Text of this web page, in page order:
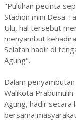
"Puluhan pecinta
Stadion mini Desa
Ulu, hal tersebut
menyambut
Selatan hadir di
Agung".
Dalam
Walikota
Agung, hadir secara
bersama